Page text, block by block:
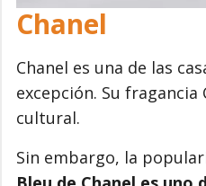
Chanel
Chanel es una de las
excepción. Su
cultural.
Sin embargo, la